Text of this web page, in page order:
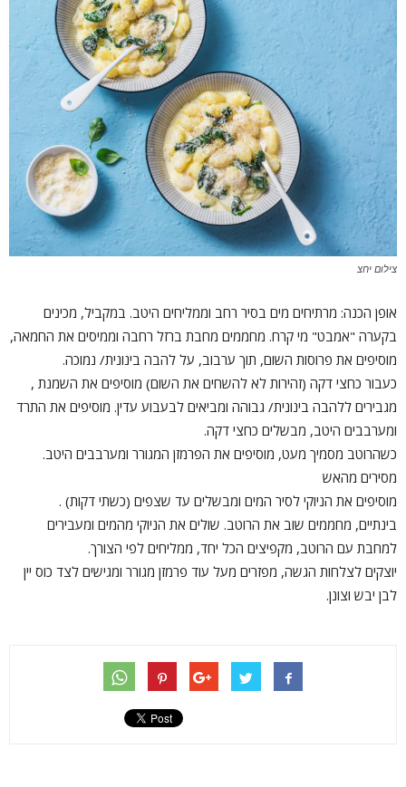
צילום יחצ
אופן הכנה: מרתיחים מים בסיר רחב וממליחים היטב. במקביל, מכינים
בקערה "אמבט" מי קרח. מחממים מחבת ברזל רחבה וממיסים את החמאה,
מוסיפים את פרוסות השום, תוך ערבוב, על להבה בינונית/ נמוכה.
כעבור כחצי דקה (זהירות לא להשחים את השום) מוסיפים את השמנת ,
מגבירים ללהבה בינונית/ גבוהה ומביאים לבעבוע עדין. מוסיפים את התרד
ומערבבים היטב, מבשלים כחצי דקה.
כשהרוטב מסמיך מעט, מוסיפים את הפרמזן המגורר ומערבבים היטב.
מסירים מהאש
מוסיפים את הניוקי לסיר המים ומבשלים עד שצפים (כשתי דקות) .
בינתיים, מחממים שוב את הרוטב. שולים את הניוקי מהמים ומעבירים
למחבת עם הרוטב, מקפיצים הכל יחד, ממליחים לפי הצורך.
יוצקים לצלחות הגשה, מפזרים מעל עוד פרמזן מגורר ומגישים לצד כוס יין
לבן יבש וצונן.